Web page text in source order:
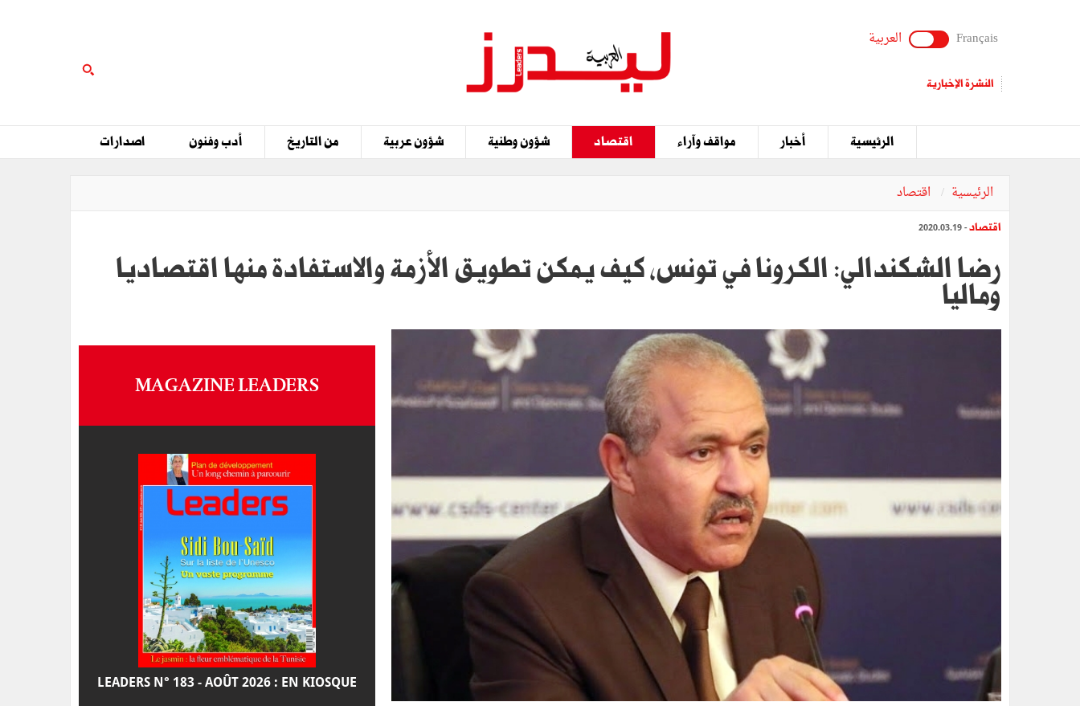
Français العربية
النشرة الإخبارية
الرئيسية أخبار مواقف وآراء اقتصاد شؤون وطنية شؤون عربية من التاريخ أدب وفنون اصدارات
الرئيسية اقتصاد
اقتصاد- 2020.03.19
رضا الشكندالي: الكرونا في تونس، كيف يمكن تطويق الأزمة والاستفادة منها اقتصاديا
وماليا
MAGAZINE LEADERS
LEADERS N° 183 - AOÛT 2026 : EN KIOSQUE